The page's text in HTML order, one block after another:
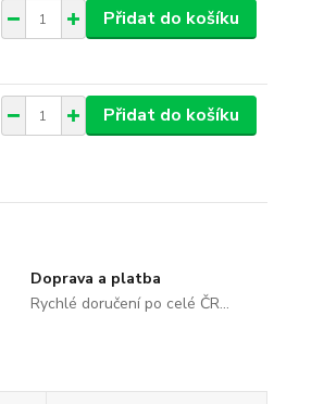
Přidat do košíku
Přidat do košíku
Doprava a platba
Rychlé doručení po celé ČR...